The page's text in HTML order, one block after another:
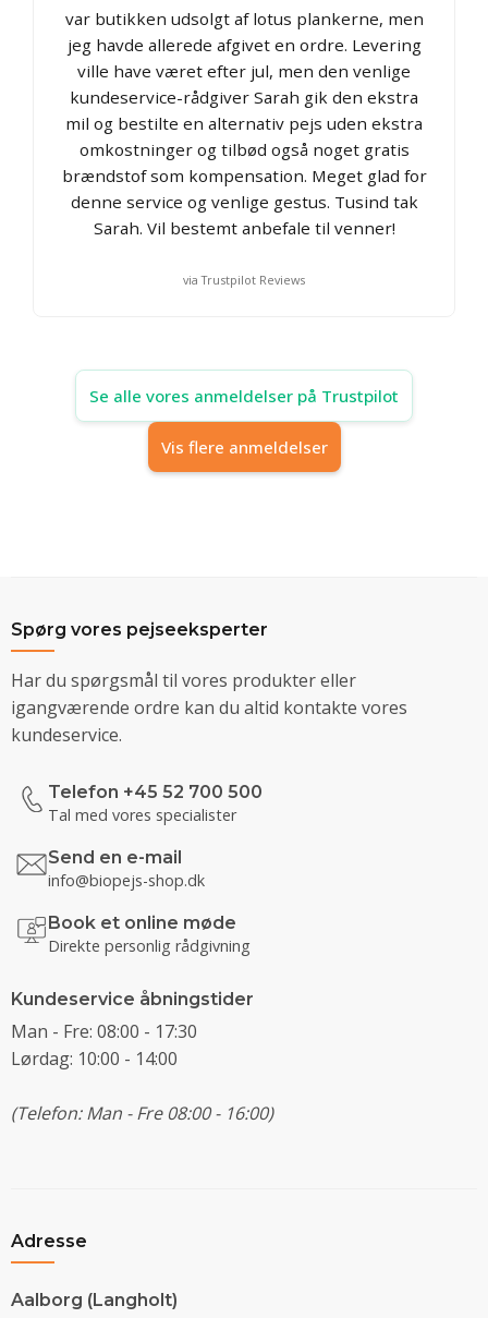
var butikken udsolgt af lotus plankerne, men
jeg havde allerede afgivet en ordre. Levering
ville have været efter jul, men den venlige
kundeservice-rådgiver Sarah gik den ekstra
mil og bestilte en alternativ pejs uden ekstra
omkostninger og tilbød også noget gratis
brændstof som kompensation. Meget glad for
denne service og venlige gestus. Tusind tak
Sarah. Vil bestemt anbefale til venner!
via Trustpilot Reviews
Se alle vores anmeldelser på Trustpilot
Vis flere anmeldelser
Spørg vores pejseeksperter
Har du spørgsmål til vores produkter eller
igangværende ordre kan du altid kontakte vores
kundeservice.
Telefon +45 52 700 500
Tal med vores specialister
Send en e-mail
info@biopejs-shop.dk
Book et online møde
Direkte personlig rådgivning
Kundeservice åbningstider
Man - Fre: 08:00 - 17:30
Lørdag: 10:00 - 14:00
(Telefon: Man - Fre 08:00 - 16:00)
Adresse
Aalborg (Langholt)